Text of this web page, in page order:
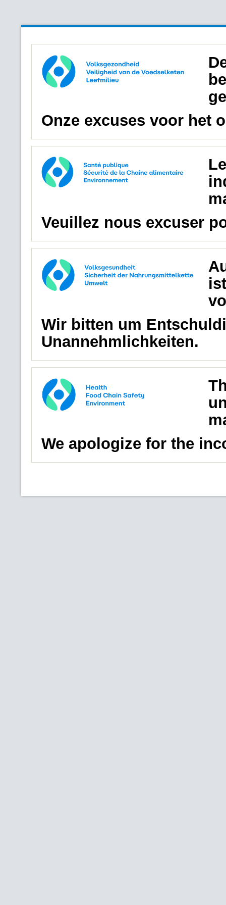
Onze excuses voor het
Veuillez nous excuser
Wir bitten um
Unannehmlichkeiten.
We apologize for the